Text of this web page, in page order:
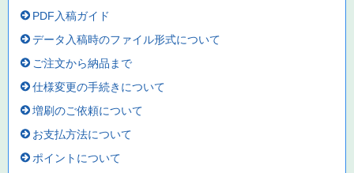
PDF入稿ガイド
データ入稿時のファイル形式について
ご注文から納品まで
仕様変更の手続きについて
増刷のご依頼について
お支払方法について
ポイントについて